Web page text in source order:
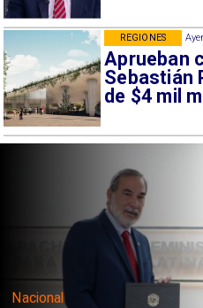
Aprueban
Sebastián
de $4 mil
REGIONES
Nacional